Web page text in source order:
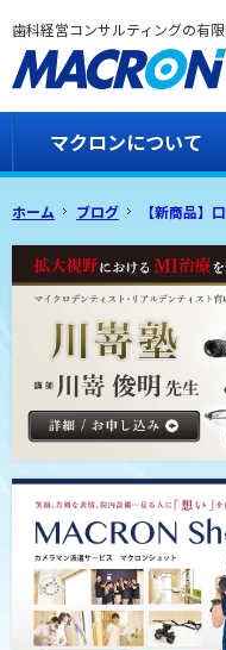
歯科経営コンサルティングの有
マクロンについて
ホーム ブログ 【新商品】